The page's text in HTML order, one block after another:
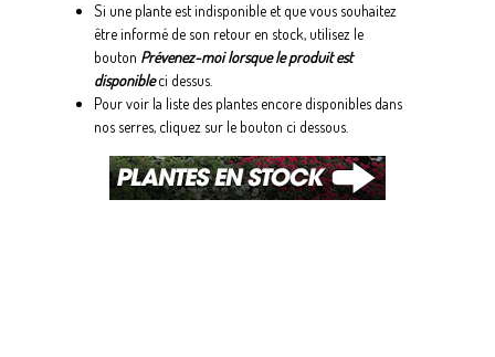
Si une plante est indisponible et que vous souhaitez
être informé de son retour en stock, utilisez le
bouton Prévenez-moi lorsque le produit est
disponibleci dessus.
Pour voir la liste des plantes encore disponibles dans
nos serres, cliquez sur le bouton ci dessous.